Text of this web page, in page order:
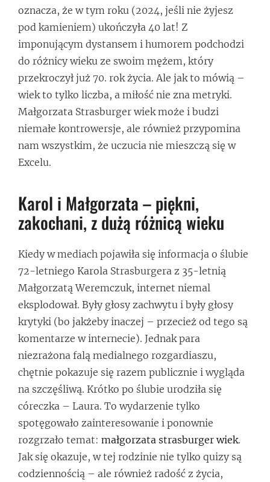
oznacza, że w tym roku (2024, jeśli nie żyjesz
pod kamieniem) ukończyła 40 lat! Z
imponującym dystansem i humorem podchodzi
do różnicy wieku ze swoim mężem, który
przekroczył już 70. rok życia. Ale jak to mówią –
wiek to tylko liczba, a miłość nie zna metryki.
Małgorzata Strasburger wiek może i budzi
niemałe kontrowersje, ale również przypomina
nam wszystkim, że uczucia nie mieszczą się w
Excelu.
Karol i Małgorzata – piękni,
zakochani, z dużą różnicą wieku
Kiedy w mediach pojawiła się informacja o ślubie
72-letniego Karola Strasburgera z 35-letnią
Małgorzatą Weremczuk, internet niemal
eksplodował. Były głosy zachwytu i były głosy
krytyki (bo jakżeby inaczej – przecież od tego są
komentarze w internecie). Jednak para
niezrażona falą medialnego rozgardiaszu,
chętnie pokazuje się razem publicznie i wygląda
na szczęśliwą. Krótko po ślubie urodziła się
córeczka – Laura. To wydarzenie tylko
spotęgowało zainteresowanie i ponownie
rozgrzało temat: małgorzata strasburger wiek.
Jak się okazuje, w tej rodzinie nie tylko quizy są
codziennością – ale również radość z życia,